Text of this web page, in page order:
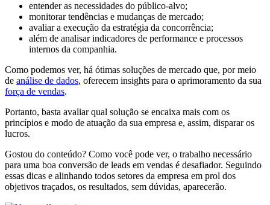
entender as necessidades do público-alvo;
monitorar tendências e mudanças de mercado;
avaliar a execução da estratégia da concorrência;
além de analisar indicadores de performance e processos
internos da companhia.
Como podemos ver, há ótimas soluções de mercado que, por meio
de análise de dados, oferecem insights para o aprimoramento da sua
força de vendas.
Portanto, basta avaliar qual solução se encaixa mais com os
princípios e modo de atuação da sua empresa e, assim, disparar os
lucros.
Gostou do conteúdo? Como você pode ver, o trabalho necessário
para uma boa conversão de leads em vendas é desafiador. Seguindo
essas dicas e alinhando todos setores da empresa em prol dos
objetivos traçados, os resultados, sem dúvidas, aparecerão.